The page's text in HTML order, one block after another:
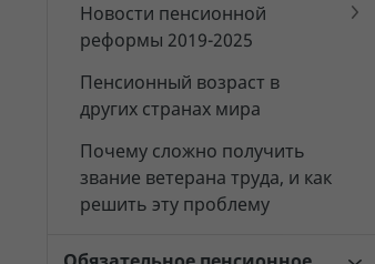
Новости пенсионной
реформы 2019-2025
Пенсионный возраст в
других странах мира
Почему сложно получить
звание ветерана труда, и как
решить эту проблему